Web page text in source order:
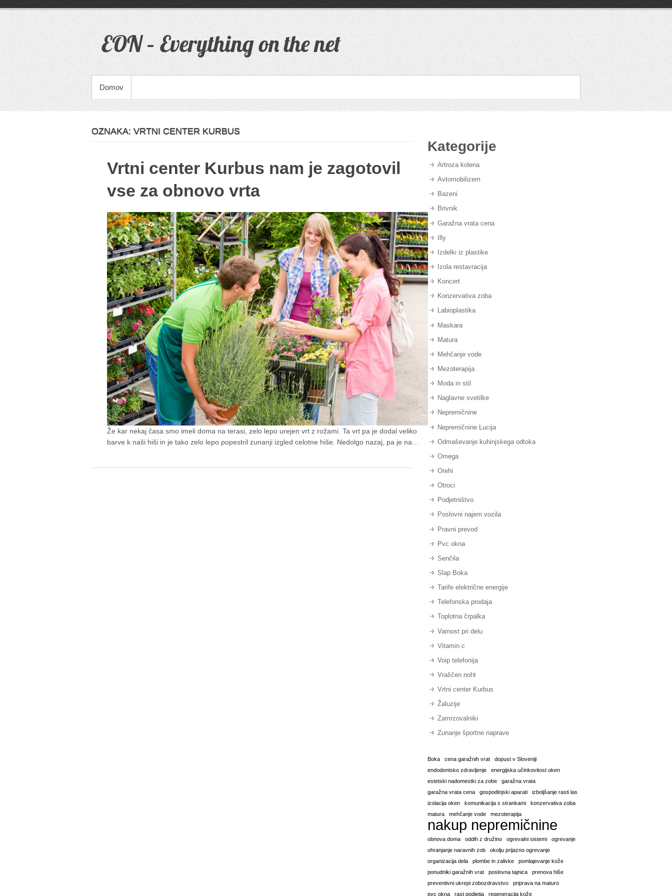
content
EON – Everything on the net
PRIMARY MENU
Domov
OZNAKA: VRTNI CENTER KURBUS
Vrtni center Kurbus nam je zagotovil
vse za obnovo vrta
Že kar nekaj časa smo imeli doma na terasi, zelo lepo urejen vrt z rožami. Ta vrt pa je dodal veliko
barve k naši hiši in je tako zelo lepo popestril zunanji izgled celotne hiše. Nedolgo nazaj, pa je na…
Kategorije
Artroza kolena
Avtomobilizem
Bazeni
Brivnik
Garažna vrata cena
Illy
Izdelki iz plastike
Izola restavracija
Koncert
Konzervativa zoba
Labioplastika
Maskara
Matura
Mehčanje vode
Mezoterapija
Moda in stil
Naglavne svetilke
Nepremičnine
Nepremičnine Lucija
Odmaševanje kuhinjskega odtoka
Omega
Orehi
Otroci
Podjetništvo
Poslovni najem vozila
Pravni prevod
Pvc okna
Senčila
Slap Boka
Tarife električne energije
Telefonska prodaja
Toplotna črpalka
Varnost pri delu
Vitamin c
Voip telefonija
Vraščen noht
Vrtni center Kurbus
Žaluzije
Zamrzovalniki
Zunanje športne naprave
Boka cena garažnih vrat
dopust v Sloveniji
endodontsko zdravljenje
energijska učinkovitost oken
estetski nadomestki za zobe
garažna vrata
garažna vrata cena
gospodinjski aparati
izboljšanje rasti las
izolacija oken
komunikacija s strankami
konzervativa zoba
matura
mehčanje vode mezoterapija
nakup nepremičnine
obnova doma oddih z družino ogrevalni sistemi
ogrevanje
ohranjanje naravnih zob
okolju prijazno ogrevanje
organizacija dela
plombe in zalivke
pomlajevanje kože
ponudniki garažnih vrat
poslovna tajnica
prenova hiše
preventivni ukrepi zobozdravstvo
priprava na maturo
pvc okna
rast podjetja regeneracija kože